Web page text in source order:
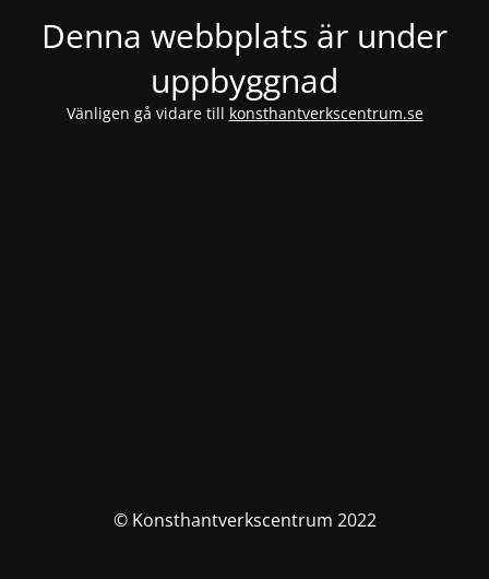
Denna webbplats är under
uppbyggnad
Vänligen gå vidare till konsthantverkscentrum.se
© Konsthantverkscentrum 2022